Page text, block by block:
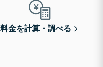
料金を計算・調べる